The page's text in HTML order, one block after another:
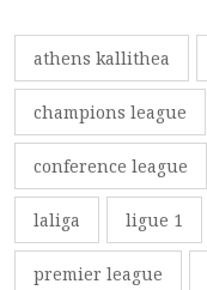
athens kallithea
champions league
conference league
laliga ligue 1
premier league